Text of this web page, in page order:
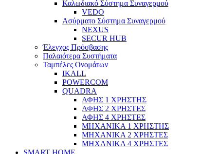
Καλωδιακό Σύστημα Συναγερμού
VEDO
Ασύρματο Σύστημα Συναγερμού
NEXUS
SECUR HUB
Έλεγχος Πρόσβασης
Παλαιότερα Συστήματα
Ταμπέλες Ονομάτων
IKALL
POWERCOM
QUADRA
ΑΦΗΣ 1 ΧΡΗΣΤΗΣ
ΑΦΗΣ 2 ΧΡΗΣΤΕΣ
ΑΦΗΣ 4 ΧΡΗΣΤΕΣ
ΜΗΧΑΝΙΚΑ 1 ΧΡΗΣΤΗΣ
ΜΗΧΑΝΙΚΑ 2 ΧΡΗΣΤΕΣ
ΜΗΧΑΝΙΚΑ 4 ΧΡΗΣΤΕΣ
SMART HOME